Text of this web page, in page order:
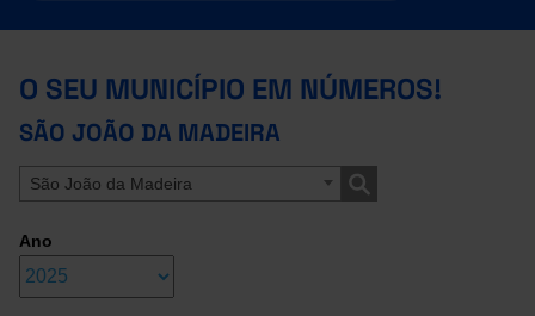
O SEU MUNICÍPIO EM NÚMEROS!
SÃO JOÃO DA MADEIRA
São João da Madeira
Ano